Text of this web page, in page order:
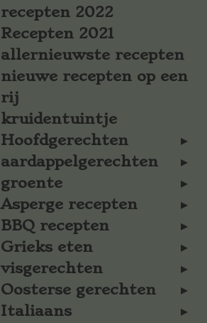
recepten 2022
Recepten 2021
allernieuwste recepten
nieuwe recepten op een
rij
kruidentuintje
Hoofdgerechten
aardappelgerechten
groente
Asperge recepten
BBQ recepten
Grieks eten
visgerechten
Oosterse gerechten
Italiaans